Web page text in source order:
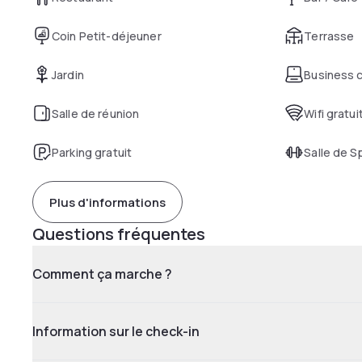
Coin Petit-déjeuner Terrasse
Jardin Business
Salle de réunion Wifi
Parking gratuit Salle de
Plus d'informations
Questions fréquentes
Comment ça marche ?
Information sur le check-in